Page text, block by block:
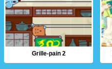
Grille-pain 2